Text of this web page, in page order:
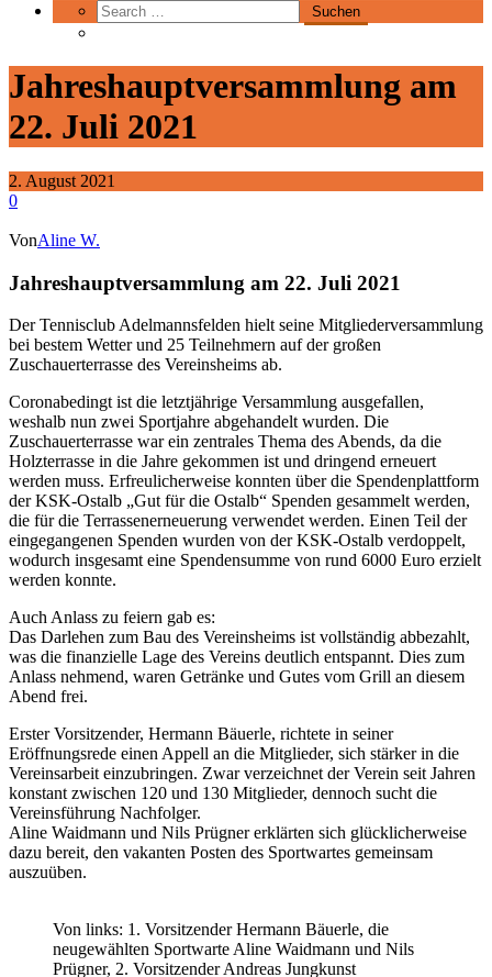
Jahreshauptversammlung am
22. Juli 2021
2. August 2021
0
VonAline W.
Jahreshauptversammlung am 22. Juli 2021
Der Tennisclub Adelmannsfelden hielt seine Mitgliederversammlung
bei bestem Wetter und 25 Teilnehmern auf der großen
Zuschauerterrasse des Vereinsheims ab.
Coronabedingt ist die letztjährige Versammlung ausgefallen,
weshalb nun zwei Sportjahre abgehandelt wurden. Die
Zuschauerterrasse war ein zentrales Thema des Abends, da die
Holzterrasse in die Jahre gekommen ist und dringend erneuert
werden muss. Erfreulicherweise konnten über die Spendenplattform
der KSK-Ostalb „Gut für die Ostalb“ Spenden gesammelt werden,
die für die Terrassenerneuerung verwendet werden. Einen Teil der
eingegangenen Spenden wurden von der KSK-Ostalb verdoppelt,
wodurch insgesamt eine Spendensumme von rund 6000 Euro erzielt
werden konnte.
Auch Anlass zu feiern gab es:
Das Darlehen zum Bau des Vereinsheims ist vollständig abbezahlt,
was die finanzielle Lage des Vereins deutlich entspannt. Dies zum
Anlass nehmend, waren Getränke und Gutes vom Grill an diesem
Abend frei.
Erster Vorsitzender, Hermann Bäuerle, richtete in seiner
Eröffnungsrede einen Appell an die Mitglieder, sich stärker in die
Vereinsarbeit einzubringen. Zwar verzeichnet der Verein seit Jahren
konstant zwischen 120 und 130 Mitglieder, dennoch sucht die
Vereinsführung Nachfolger.
Aline Waidmann und Nils Prügner erklärten sich glücklicherweise
dazu bereit, den vakanten Posten des Sportwartes gemeinsam
auszuüben.
Von links: 1. Vorsitzender Hermann Bäuerle, die
neugewählten Sportwarte Aline Waidmann und Nils
Prügner, 2. Vorsitzender Andreas Jungkunst